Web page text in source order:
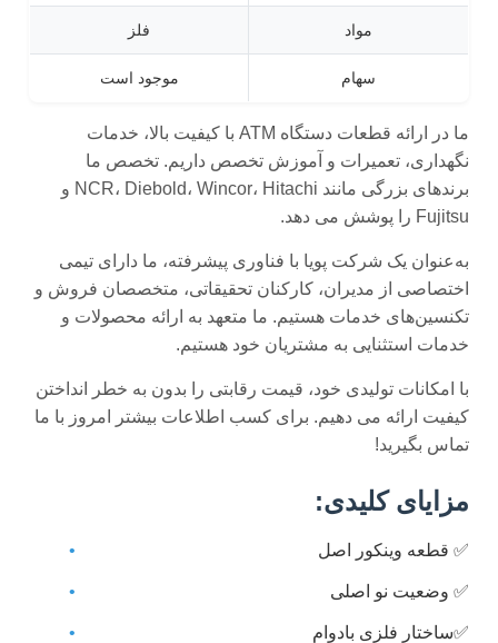
مواد فلز
سهام موجود است
ما در ارائه قطعات دستگاه ATM با کیفیت بالا، خدمات
نگهداری، تعمیرات و آموزش تخصص داریم. تخصص ما
برندهای بزرگی مانند NCR، Diebold، Wincor، Hitachi و
Fujitsu را پوشش می دهد.
به‌عنوان یک شرکت پویا با فناوری پیشرفته، ما دارای تیمی
اختصاصی از مدیران، کارکنان تحقیقاتی، متخصصان فروش و
تکنسین‌های خدمات هستیم. ما متعهد به ارائه محصولات و
خدمات استثنایی به مشتریان خود هستیم.
با امکانات تولیدی خود، قیمت رقابتی را بدون به خطر انداختن
کیفیت ارائه می دهیم. برای کسب اطلاعات بیشتر امروز با ما
تماس بگیرید!
مزایای کلیدی:
✅ قطعه وینکور اصل
✅ وضعیت نو اصلی
✅ساختار فلزی بادوام